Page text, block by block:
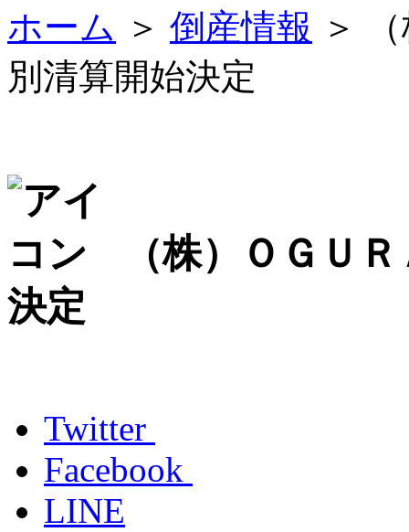
ホーム ＞ 倒産情報 ＞
別清算開始決定
（株）ＯＧＵ
決定
Twitter
Facebook
LINE